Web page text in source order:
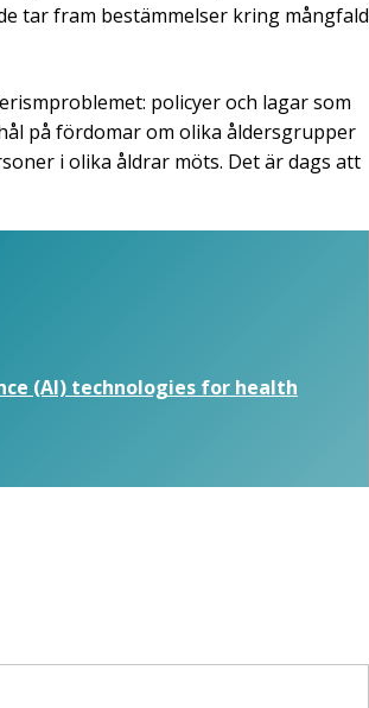
tar fram bestämmelser kring mångfald
policyer och lagar som
på fördomar om olika åldersgrupper
i olika åldrar möts. Det är dags att
(AI) technologies for health